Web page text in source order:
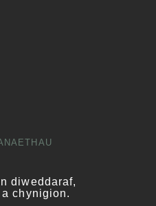
diweddaraf,
chynigion.